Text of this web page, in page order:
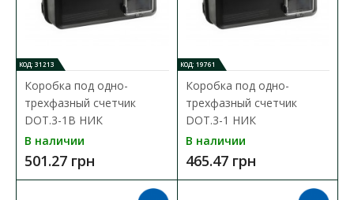
446.34 грн
В КОРЗИНУ
В сравнения
В закладки
КОД: 31213
Коробка под одно-
трехфазный счетчик
DOT.3-1В НИК
В наличии
501.27 грн
КОД: 19761
Коробка под одно-
трехфазный счетчик
DOT.3-1 НИК
В наличии
465.47 грн